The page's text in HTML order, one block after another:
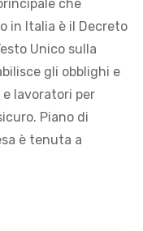
che
in Italia è il Decreto
Unico sulla
gli obblighi e
lavoratori per
Piano di
è tenuta a